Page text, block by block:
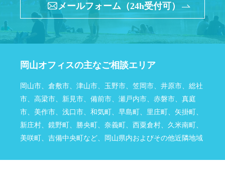
メールフォーム（24h受付可）
岡山オフィスの主なご相談エリア
岡山市、倉敷市、津山市、玉野市、笠岡市、井原市、総社
市、高梁市、新見市、備前市、瀬戸内市、赤磐市、真庭
市、美作市、浅口市、和気町、早島町、里庄町、矢掛町、
新庄村、鏡野町、勝央町、奈義町、西粟倉村、久米南町、
美咲町、吉備中央町など、岡山県内およびその他近隣地域